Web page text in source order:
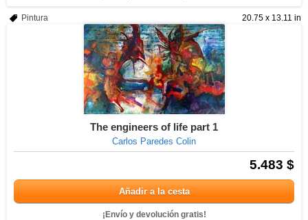
20.75 x 13.11 in
Pintura
The engineers of life part 1
Carlos Paredes Colin
5.483 $
Añadir a la cesta
¡Envío y devolución gratis!